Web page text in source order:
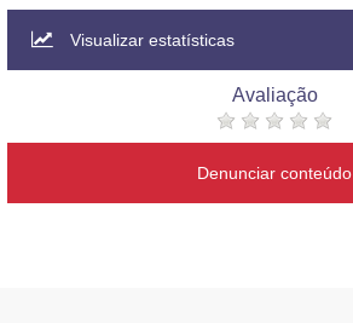
Visualizar estatísticas
Avaliação
Denunciar conteúdo